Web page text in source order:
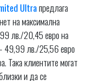
Ultraпредлага
на максимална
лв./20,45 евро на
49,99 лв./25,56 евро
Така клиентите могат
и да се